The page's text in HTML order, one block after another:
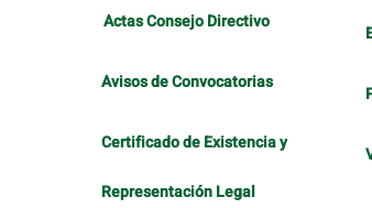
Actas Consejo Directivo
Avisos de Convocatorias
Certificado de Existencia y
Representación Legal